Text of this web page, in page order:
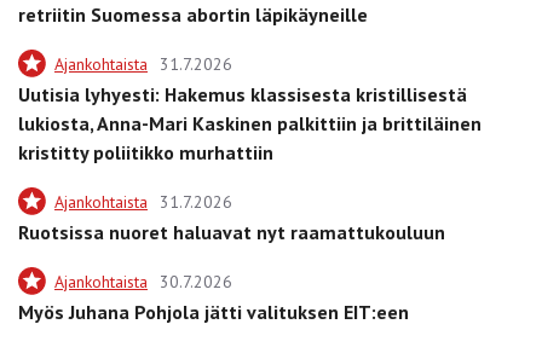
retriitin Suomessa abortin läpikäyneille
Ajankohtaista 31.7.2026
Uutisia lyhyesti: Hakemus klassisesta kristillisestä
lukiosta, Anna-Mari Kaskinen palkittiin ja brittiläinen
kristitty poliitikko murhattiin
Ajankohtaista 31.7.2026
Ruotsissa nuoret haluavat nyt raamattukouluun
Ajankohtaista 30.7.2026
Myös Juhana Pohjola jätti valituksen EIT:een